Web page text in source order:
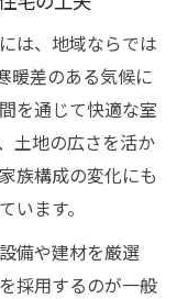
は、地域ならでは
暖差のある気候に
を通じて快適な室
土地の広さを活か
族構成の変化にも
ます。
備や建材を厳選
採用するのが一般